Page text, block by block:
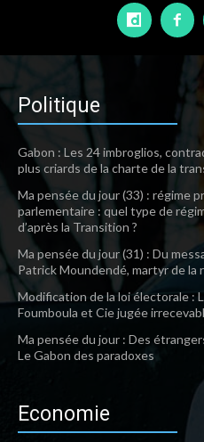
Politique
Gabon : Les 24 imbroglios,
plus criards de la charte de la
Ma pensée du jour (33) : régime
parlementaire : quel type de
d’après la Transition ?
Ma pensée du jour (31) : Du
Patrick Moundendé, martyr de la
Modification de la loi électorale :
Foumboula et Cie jugée
Ma pensée du jour : Des
Le Gabon des paradoxes
Economie